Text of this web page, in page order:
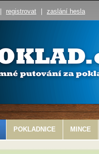
registrovat zaslání hesla
POKLADNICE MINCE